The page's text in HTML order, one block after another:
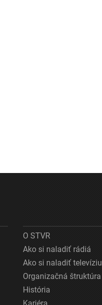
O STVR
Ako si naladiť rádiá
Ako si naladiť televíziu
Organizačná štruktúra
História